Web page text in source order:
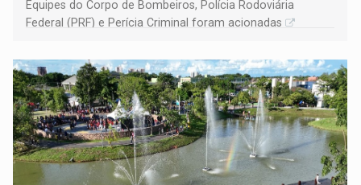
Equipes do Corpo de Bombeiros, Polícia Rodoviária
Federal (PRF) e Perícia Criminal foram acionadas